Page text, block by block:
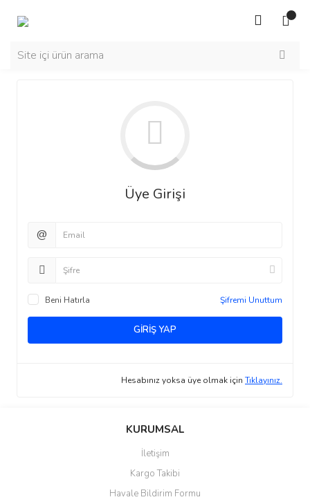
Üye Girişi
@
Beni Hatırla Şifremi Unuttum
GİRİŞ YAP
Hesabınız yoksa üye olmak için Tıklayınız.
KURUMSAL
İletişim
Kargo Takibi
Havale Bildirim Formu